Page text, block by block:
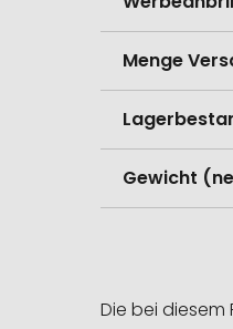
Menge
Gewicht
Die bei